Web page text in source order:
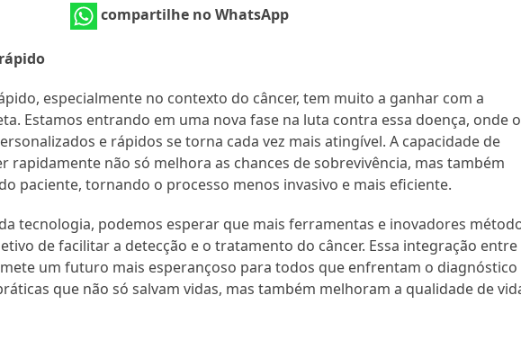
compartilhe no WhatsApp
especialmente no contexto do câncer, tem muito a ganhar com a
Estamos entrando em uma nova fase na luta contra essa doença, onde o
e rápidos se torna cada vez mais atingível. A capacidade de
rapidamente não só melhora as chances de sobrevivência, mas também
paciente, tornando o processo menos invasivo e mais eficiente.
tecnologia, podemos esperar que mais ferramentas e inovadores
de facilitar a detecção e o tratamento do câncer. Essa integração entre
um futuro mais esperançoso para todos que enfrentam o diagnóstico
que não só salvam vidas, mas também melhoram a qualidade de